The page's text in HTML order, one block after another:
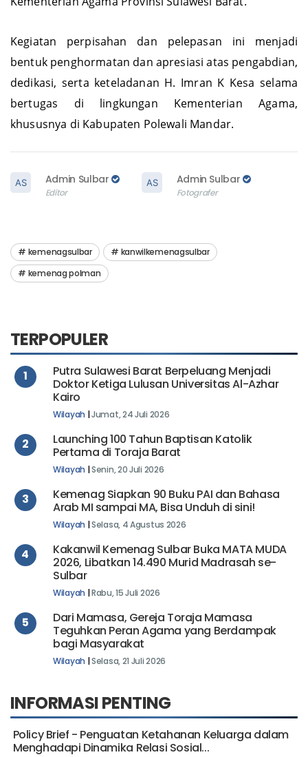
Kegiatan perpisahan dan pelepasan ini menjadi
bentuk penghormatan dan apresiasi atas pengabdian,
dedikasi, serta keteladanan H. Imran K Kesa selama
bertugas di lingkungan Kementerian Agama,
khususnya di Kabupaten Polewali Mandar.
Admin Sulbar
Editor
Admin Sulbar
Fotografer
kemenagsulbar
kanwilkemenagsulbar
kemenag polman
TERPOPULER
1
Putra Sulawesi Barat Berpeluang Menjadi
Doktor Ketiga Lulusan Universitas Al-Azhar
Kairo
Wilayah |Jumat, 24 Juli 2026
2
Launching 100 Tahun Baptisan Katolik
Pertama di Toraja Barat
Wilayah |Senin, 20 Juli 2026
3
Kemenag Siapkan 90 Buku PAI dan Bahasa
Arab MI sampai MA, Bisa Unduh di sini!
Wilayah |Selasa, 4 Agustus 2026
4
Kakanwil Kemenag Sulbar Buka MATA MUDA
2026, Libatkan 14.490 Murid Madrasah se-
Sulbar
Wilayah |Rabu, 15 Juli 2026
5
Dari Mamasa, Gereja Toraja Mamasa
Teguhkan Peran Agama yang Berdampak
bagi Masyarakat
Wilayah |Selasa, 21 Juli 2026
INFORMASI PENTING
Policy Brief - Penguatan Ketahanan Keluarga dalam
Menghadapi Dinamika Relasi Sosial...